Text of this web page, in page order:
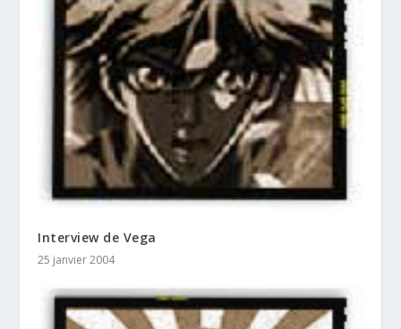
Interview de Vega
25 janvier 2004